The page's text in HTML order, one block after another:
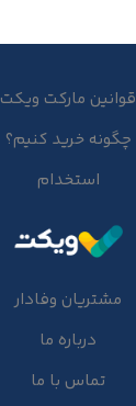
قوانین مارکت ویکت
چگونه خرید کنیم؟
استخدام
مشتریان وفادار
درباره ما
تماس با ما